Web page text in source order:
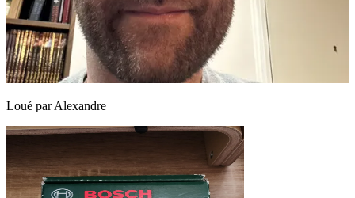
Loué parAlexandre